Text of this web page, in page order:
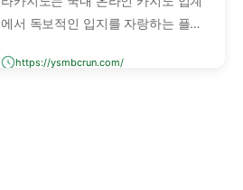
에서 독보적인 입지를 자랑하는 플랫
400여 개 검증사이트에서 안전성을
https://ysmbcrun.com/